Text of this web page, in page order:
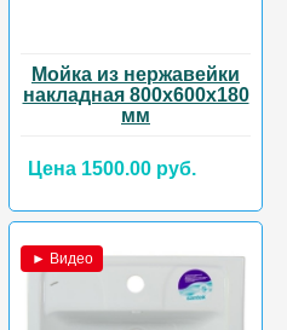
Мойка из нержавейки
накладная 800х600х180
мм
Цена 1500.00 руб.
► Видео